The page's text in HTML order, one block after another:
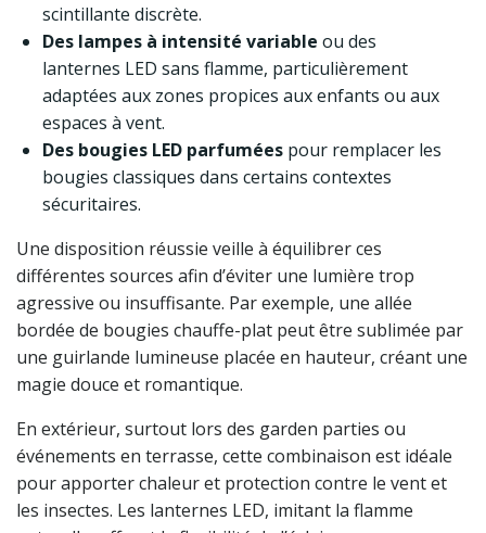
scintillante discrète.
Des lampes à intensité variable ou des
lanternes LED sans flamme, particulièrement
adaptées aux zones propices aux enfants ou aux
espaces à vent.
Des bougies LED parfumées pour remplacer les
bougies classiques dans certains contextes
sécuritaires.
Une disposition réussie veille à équilibrer ces
différentes sources afin d’éviter une lumière trop
agressive ou insuffisante. Par exemple, une allée
bordée de bougies chauffe-plat peut être sublimée par
une guirlande lumineuse placée en hauteur, créant une
magie douce et romantique.
En extérieur, surtout lors des garden parties ou
événements en terrasse, cette combinaison est idéale
pour apporter chaleur et protection contre le vent et
les insectes. Les lanternes LED, imitant la flamme